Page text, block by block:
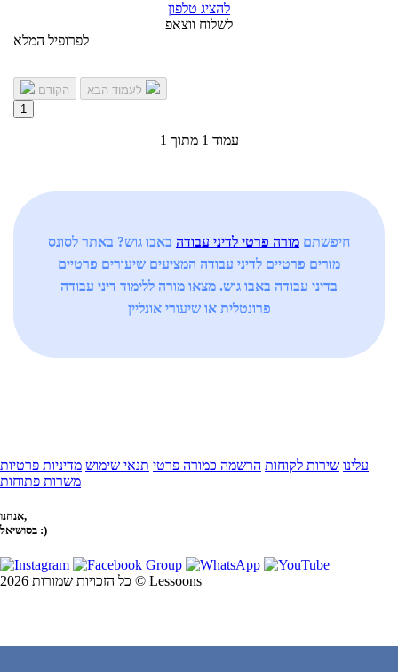
להציג טלפון
לשלוח ווצאפ
לפרופיל המלא
הקודם
1
עמוד 1 מתוך 1
חיפשתם מורה פרטי לדיני עבודה באבו גוש? באתר לסונס
מורים פרטיים לדיני עבודה המציעים שיעורים פרטיים
בדיני עבודה באבו גוש. מצאו מורה ללימוד דיני עבודה
פרונטלית או שיעורי אונליין
עלינו שירות לקוחות הרשמה כמורה פרטי תנאי שימוש מדיניות פרטיות
משרות פתוחות
אנחנו,
בסושיאל :)
כל הזכויות שמורות 2026 © Lessoons